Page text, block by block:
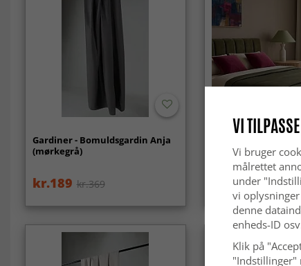
Gardiner - Bomuldsgardin Anja
(mørkegrå)
kr.189 kr.369
Bomuldsgardiner
kr.369
VI
Vi bruger
målrettet
under
vi
denne
enheds-ID
Klik på
"Indstillinger"